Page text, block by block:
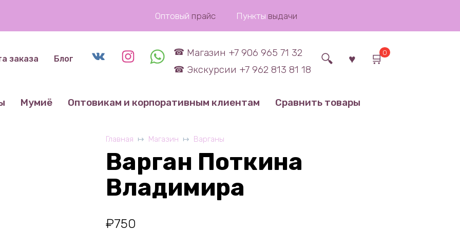
Оптовый прайс Пункты выдачи
заказа Блог
Магазин +7 906 965 71 32
Экскурсии +7 962 813 81 18
0
Мумиё Оптовикам и корпоративным клиентам Сравнить товары
Главная Магазин Варганы
Варган Поткина
Владимира
₽750